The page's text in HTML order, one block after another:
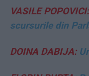
VASILE POPOVICI:
scursurile din
DOINA DABIJA: